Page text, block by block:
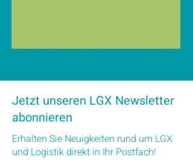
Jetzt unseren LGX Newsletter
abonnieren
Erhalten Sie Neuigkeiten rund um LGX
und Logistik direkt in Ihr Postfach!